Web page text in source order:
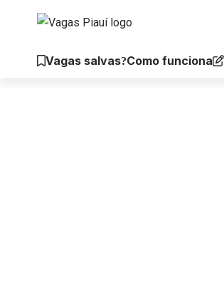
Vagas salvas Como funciona